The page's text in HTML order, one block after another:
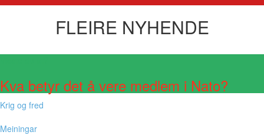
FLEIRE NYHENDE
Kva betyr det å vere medlem i Nato?
Krig og fred
Meiningar